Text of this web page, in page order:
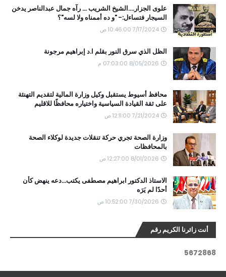
علوى الجزار....الشيخ الشريب ... رآه جمال عبدالناصر يدخن
السيجار فتساءل:- "و ده أممناه ولا لسه"؟
7/17/2024 10:46:00 ص
الظل الذي سرق النور بقلم ا.د إبراهيم مرجونة
8/05/2026 07:03:00 م
محافظ أسيوط يستقبل وكيل وزارة المالية لتقديم التهنئة
على ثقة القيادة السياسية واختياره محافظًا للاقليم
7/21/2024 12:11:00 ص
وزارة الصحة تجري حركة تنقلات جديدة لوكلاء الصحة
بالمحافظات
8/01/2026 12:27:00 ص
الاستاذ الدكتور ابراهيم مصطفى يكتب...دعه ينهض كأن
أحدًا لم يَرَه
7/30/2026 10:52:00 ص
أنت زائرنا الكريم رقم
5672868